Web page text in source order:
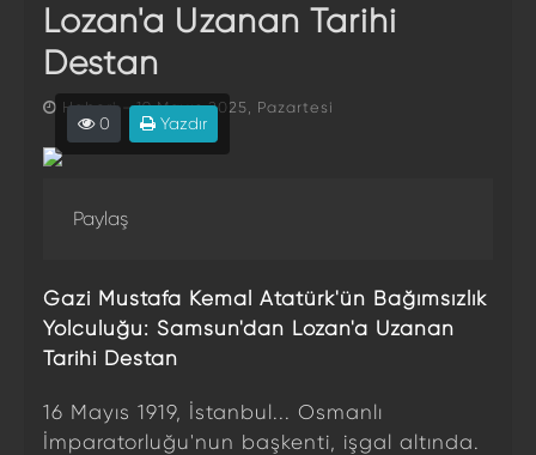
Lozan'a Uzanan Tarihi
Destan
Haberi - 19 Mayıs 2025, Pazartesi
0 Yazdır
Paylaş
Gazi Mustafa Kemal Atatürk'ün Bağımsızlık
Yolculuğu: Samsun'dan Lozan'a Uzanan
Tarihi Destan
16 Mayıs 1919, İstanbul... Osmanlı
İmparatorluğu'nun başkenti, işgal altında.